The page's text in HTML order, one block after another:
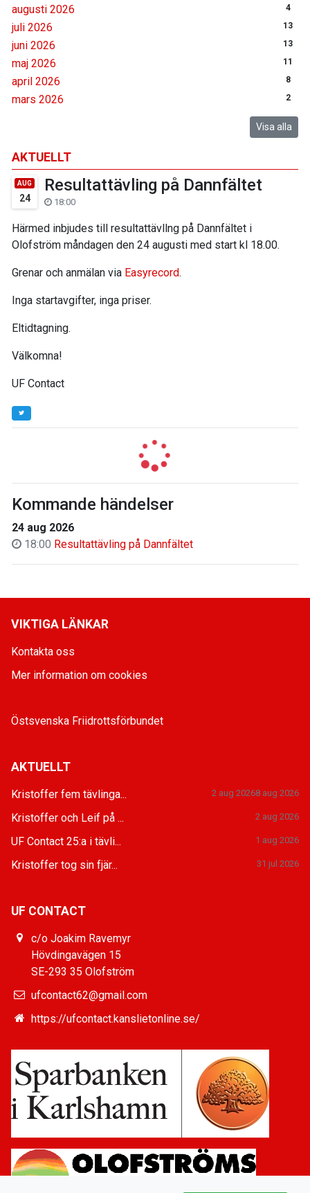
augusti 2026 4
juli 2026 13
juni 2026 13
maj 2026 11
april 2026 8
mars 2026 2
Visa alla
AKTUELLT
AUG
24
Resultattävling på Dannfältet
18:00
Härmed inbjudes till resultattävllng på Dannfältet i
Olofström måndagen den 24 augusti med start kl 18.00.
Grenar och anmälan via Easyrecord.
Inga startavgifter, inga priser.
Eltidtagning.
Välkomna!
UF Contact
Kommande händelser
24 aug 2026
18:00 Resultattävling på Dannfältet
VIKTIGA LÄNKAR
Kontakta oss
Mer information om cookies
Östsvenska Friidrottsförbundet
AKTUELLT
8 aug 2026
Kristoffer fem tävlinga... 2 aug 2026
Kristoffer och Leif på ... 2 aug 2026
UF Contact 25:a i tävli... 1 aug 2026
Kristoffer tog sin fjär... 31 jul 2026
UF CONTACT
c/o Joakim Ravemyr
Hövdingavägen 15
SE-293 35 Olofström
ufcontact62@gmail.com
https://ufcontact.kanslietonline.se/